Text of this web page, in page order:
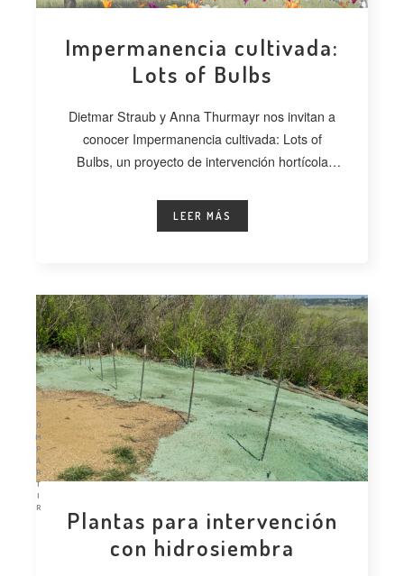
C
O
M
P
A
R
T
I
R
Impermanencia cultivada:
Lots of Bulbs
Dietmar Straub y Anna Thurmayr nos invitan a
conocer Impermanencia cultivada: Lots of
Bulbs, un proyecto de intervención hortícola
LEER MÁS
Plantas para intervención
con hidrosiembra